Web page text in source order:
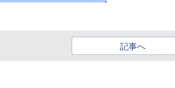
記事へ